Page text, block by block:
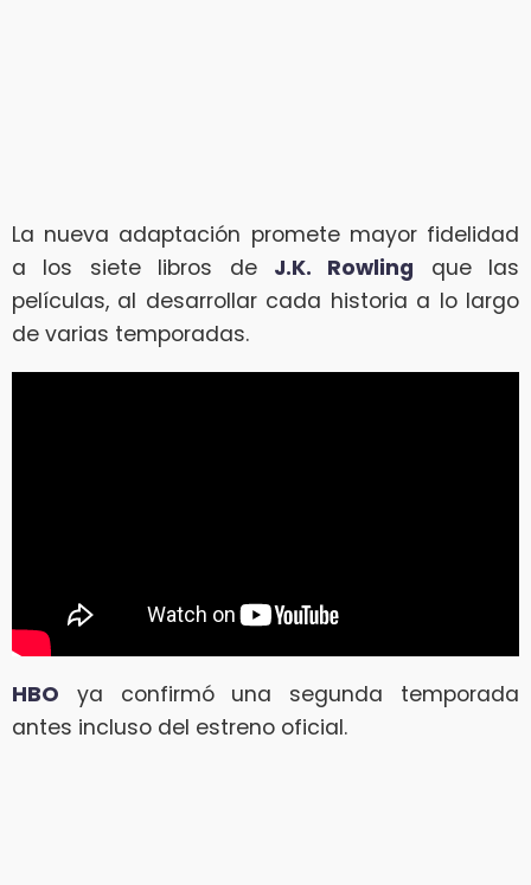
La nueva adaptación promete mayor fidelidad
a los siete libros de J.K. Rowling que las
películas, al desarrollar cada historia a lo largo
de varias temporadas.
HBO ya confirmó una segunda temporada
antes incluso del estreno oficial.